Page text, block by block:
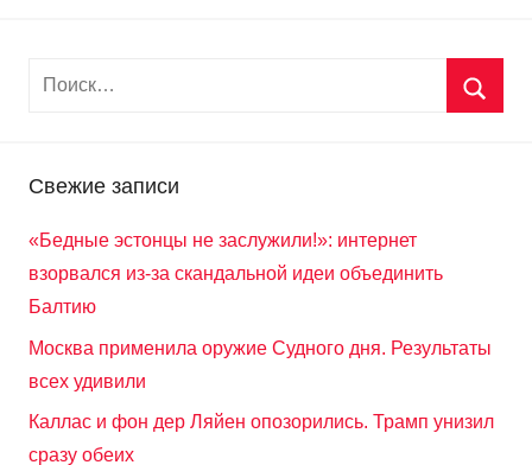
Свежие записи
«Бедные эстонцы не заслужили!»: интернет
взорвался из-за скандальной идеи объединить
Балтию
Москва применила оружие Судного дня. Результаты
всех удивили
Каллас и фон дер Ляйен опозорились. Трамп унизил
сразу обеих